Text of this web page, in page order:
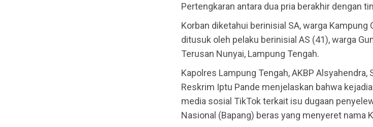
Pertengkaran antara dua pria berakhir dengan
Korban diketahui berinisial SA, warga
ditusuk oleh pelaku berinisial AS (41), warga
Terusan Nunyai, Lampung Tengah.
Kapolres Lampung Tengah, AKBP Alsyahendra,
Reskrim Iptu Pande menjelaskan bahwa
media sosial TikTok terkait isu dugaan
Nasional (Bapang) beras yang menyeret nama